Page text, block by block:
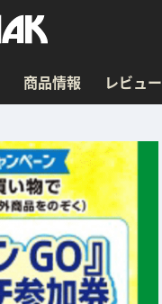
商品情報 レビュー